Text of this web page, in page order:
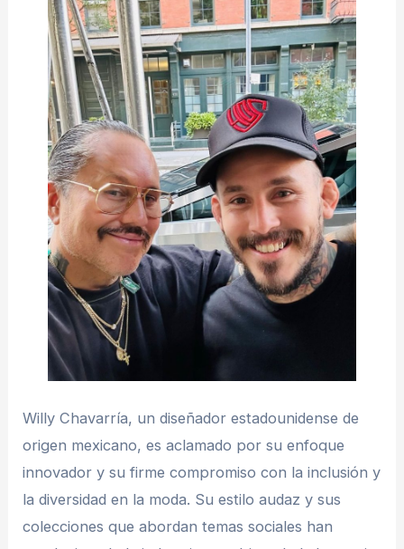
Willy Chavarría, un diseñador estadounidense de
origen mexicano, es aclamado por su enfoque
innovador y su firme compromiso con la inclusión y
la diversidad en la moda. Su estilo audaz y sus
colecciones que abordan temas sociales han